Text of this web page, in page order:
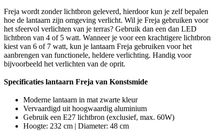
Freja wordt zonder lichtbron geleverd, hierdoor kun je zelf bepalen
hoe de lantaarn zijn omgeving verlicht. Wil je Freja gebruiken voor
het sfeervol verlichten van je terras? Gebruik dan een dan LED
lichtbron van 4 of 5 watt. Wanneer je voor een krachtigere lichtbron
kiest van 6 of 7 watt, kun je lantaarn Freja gebruiken voor het
aanbrengen van functionele, heldere verlichting. Handig voor
bijvoorbeeld het verlichten van de oprit.
Specificaties lantaarn Freja van Konstsmide
Moderne lantaarn in mat zwarte kleur
Vervaardigd uit hoogwaardig aluminium
Gebruik een E27 lichtbron (exclusief, max. 60W)
Hoogte: 232 cm | Diameter: 48 cm